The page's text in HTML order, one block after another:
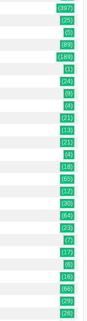
(397)
(25)
(5)
(89)
(189)
(1)
(24)
(9)
(4)
(21)
(13)
(21)
(4)
(18)
(65)
(12)
(30)
(64)
(23)
(7)
(17)
(6)
(16)
(66)
(29)
(26)